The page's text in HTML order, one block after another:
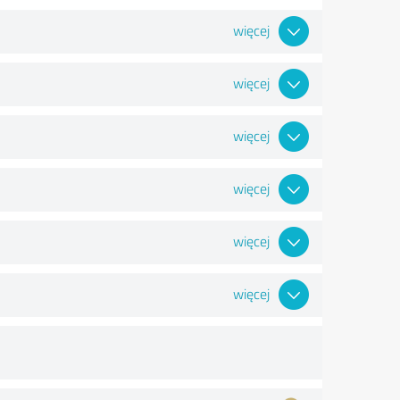
więcej
więcej
więcej
więcej
więcej
więcej